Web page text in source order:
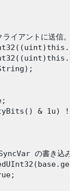
イアントに送信。
& 1u) !=
の書き込みで